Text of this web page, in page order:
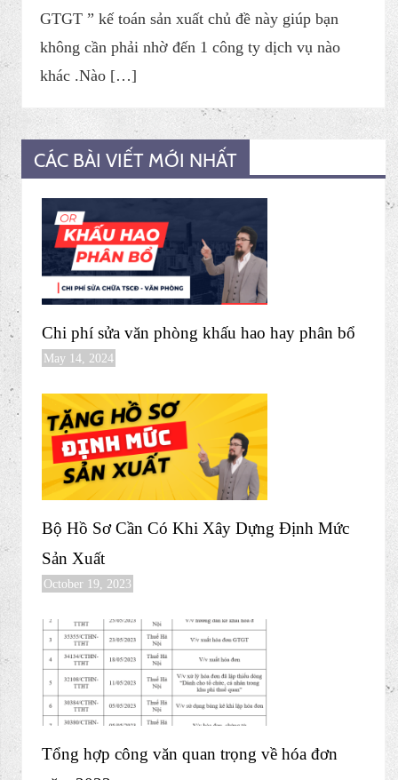
GTGT ” kế toán sản xuất chủ đề này giúp bạn
không cần phải nhờ đến 1 công ty dịch vụ nào
khác .Nào […]
CÁC BÀI VIẾT MỚI NHẤT
Chi phí sửa văn phòng khấu hao hay phân bổ
May 14, 2024
Bộ Hồ Sơ Cần Có Khi Xây Dựng Định Mức
Sản Xuất
October 19, 2023
Tổng hợp công văn quan trọng về hóa đơn